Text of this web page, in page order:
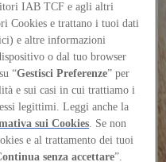
IAB TCF e agli altri
Cookies e trattano i tuoi dati
e altre informazioni
o dal tuo browser
“Gestisci Preferenze” per
e sui casi in cui trattiamo i
legittimi. Leggi anche la
sui Cookies. Se non
e al trattamento dei tuoi
senza accettare”.